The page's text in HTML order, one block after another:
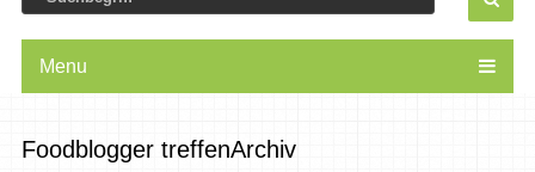
Menu
Foodblogger treffenArchiv